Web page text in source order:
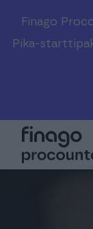
Finago
Pika-
Global
Solo
Kenelle